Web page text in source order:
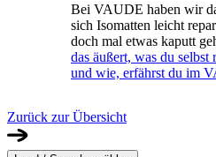
Bei VAUDE haben wir
sich Isomatten leicht
doch mal etwas kaputt
das äußert, was du selbst
und wie, erfährst du im
Zurück zur Übersicht